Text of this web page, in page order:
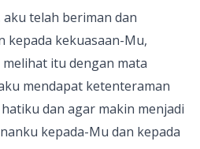
telah beriman dan
kepada kekuasaan-Mu,
itu dengan mata
mendapat ketenteraman
dan agar makin menjadi
kepada-Mu dan kepada